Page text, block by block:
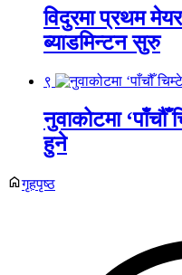
विदुरमा प्रथम
ब्याडमिन्टन सुरु
९
नुवाकोटमा ‘पाँचौँ
हुने
गृहपृष्ठ